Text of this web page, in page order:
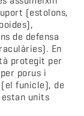
(estolons,
de defensa
En
protegit per
porus i
funicle), de
units